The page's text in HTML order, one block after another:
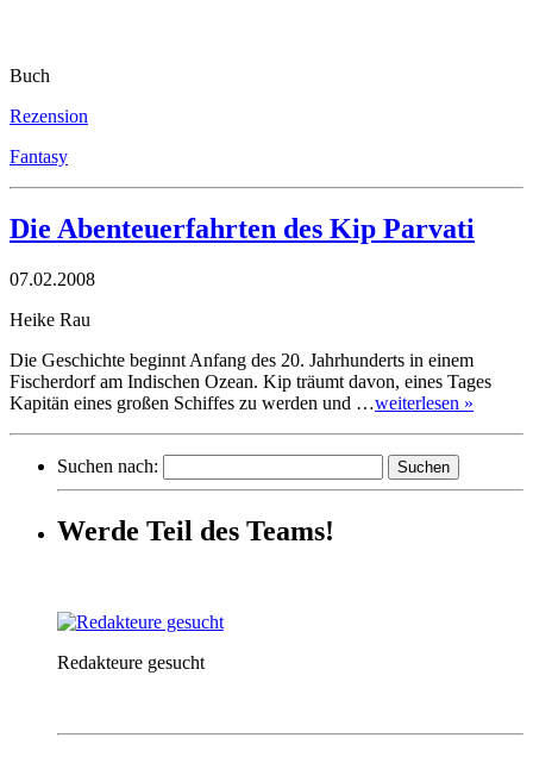
Buch
Rezension
Fantasy
Die Abenteuerfahrten des Kip Parvati
07.02.2008
Heike Rau
Die Geschichte beginnt Anfang des 20. Jahrhunderts in einem
Fischerdorf am Indischen Ozean. Kip träumt davon, eines Tages
Kapitän eines großen Schiffes zu werden und …weiterlesen »
Suchen nach:
Werde Teil des Teams!
Redakteure gesucht